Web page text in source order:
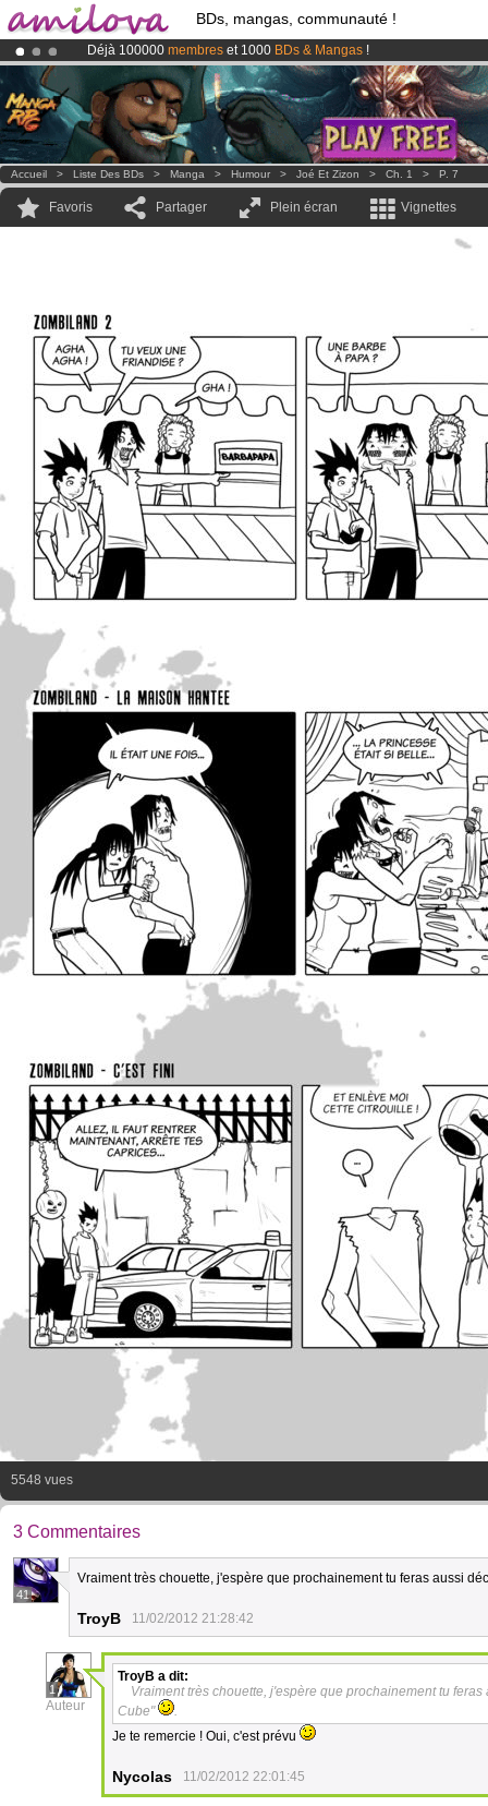
BDs, mangas, communauté !
Déjà 100000 membres et 1000 BDs & Mangas !
LeKickstarter Amilova est désormais lancé!.
Abonnement premium: à partir de
3.95 eurospar mois !Clique ici
Accueil > Liste Des BDs > Manga > Humour > Joé Et Zizon > Ch. 1 > P. 7
Favoris Partager Plein écran Vignettes
5548 vues
3 Commentaires
41
Vraiment très chouette, j'espère que prochainement tu feras aussi
TroyB 11/02/2012 21:28:42
1
Auteur
TroyB a dit:
Vraiment très chouette, j'espère que prochainement tu
Cube"
.
Je te remercie ! Oui, c'est prévu
Nycolas 11/02/2012 22:01:45